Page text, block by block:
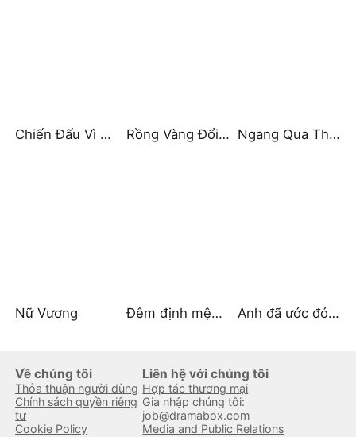
Chiến Đấu Vì Em Rồng Vàng Đổi Vận Ngang Qua Thế Giới Của Anh
Nữ Vương Đêm định mệnh cùng Tổng tài Anh đã ước đó là em
Về chúng tôi
Thỏa thuận người dùng
Chính sách quyền riêng
tư
Cookie Policy
Liên hệ với chúng tôi
Hợp tác thương mại
Gia nhập chúng tôi:
job@dramabox.com
Media and Public Relations